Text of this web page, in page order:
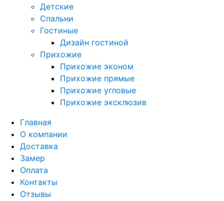
Детские
Спальни
Гостиные
Дизайн гостиной
Прихожие
Прихожие эконом
Прихожие прямые
Прихожие угловые
Прихожие эксклюзив
Главная
О компании
Доставка
Замер
Оплата
Контакты
Отзывы